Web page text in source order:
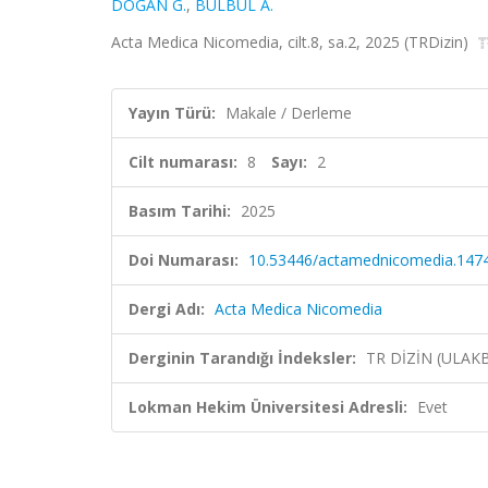
DOĞAN G., BÜLBÜL A.
Acta Medica Nicomedia, cilt.8, sa.2, 2025 (TRDizin)
Yayın Türü: Makale / Derleme
Cilt numarası: 8 Sayı: 2
Basım Tarihi: 2025
Doi Numarası: 10.53446/
Dergi Adı: Acta Medica Nicomedia
Derginin Tarandığı İndeksler: TR DİZİN
Lokman Hekim Üniversitesi Adresli: Evet